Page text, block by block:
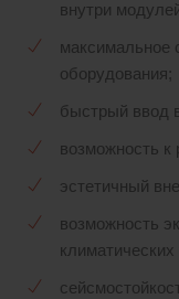
внутри
максимальное
оборудования;
быстрый ввод
возможность
эстетичный
возможность